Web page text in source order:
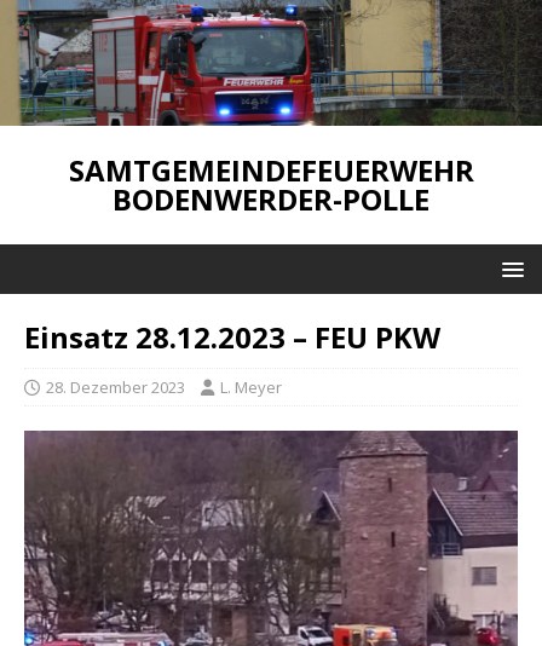
SAMTGEMEINDEFEUERWEHR
BODENWERDER-POLLE
Einsatz 28.12.2023 – FEU PKW
28. Dezember 2023 L. Meyer